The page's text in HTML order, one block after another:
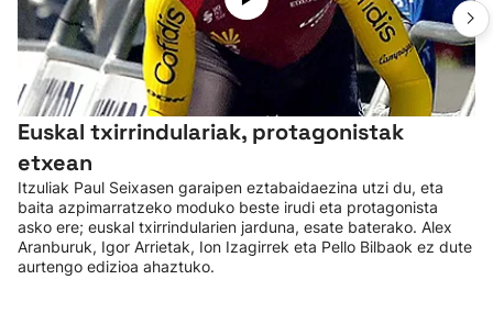
Euskal txirrindulariak, protagonistak
etxean
Itzuliak Paul Seixasen garaipen eztabaidaezina utzi du, eta
baita azpimarratzeko moduko beste irudi eta protagonista
asko ere; euskal txirrindularien jarduna, esate baterako. Alex
Aranburuk, Igor Arrietak, Ion Izagirrek eta Pello Bilbaok ez dute
aurtengo edizioa ahaztuko.